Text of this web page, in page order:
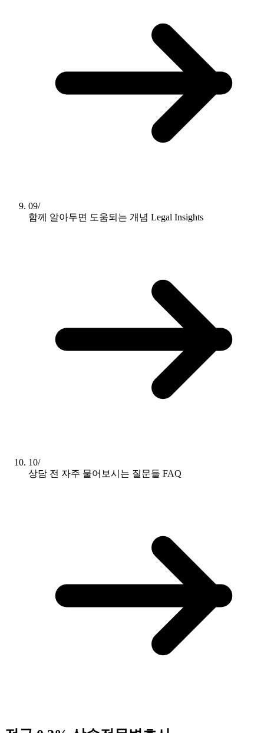
09/
함께 알아두면 도움되는 개념 Legal Insights
10/
상담 전 자주 물어보시는 질문들 FAQ